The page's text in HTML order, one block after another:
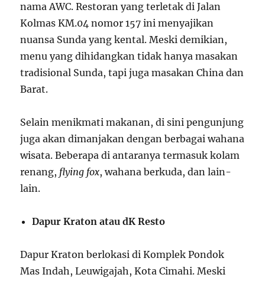
nama AWC. Restoran yang terletak di Jalan
Kolmas KM.04 nomor 157 ini menyajikan
nuansa Sunda yang kental. Meski demikian,
menu yang dihidangkan tidak hanya masakan
tradisional Sunda, tapi juga masakan China dan
Barat.
Selain menikmati makanan, di sini pengunjung
juga akan dimanjakan dengan berbagai wahana
wisata. Beberapa di antaranya termasuk kolam
renang, flying fox, wahana berkuda, dan lain-
lain.
Dapur Kraton atau dK Resto
Dapur Kraton berlokasi di Komplek Pondok
Mas Indah, Leuwigajah, Kota Cimahi. Meski